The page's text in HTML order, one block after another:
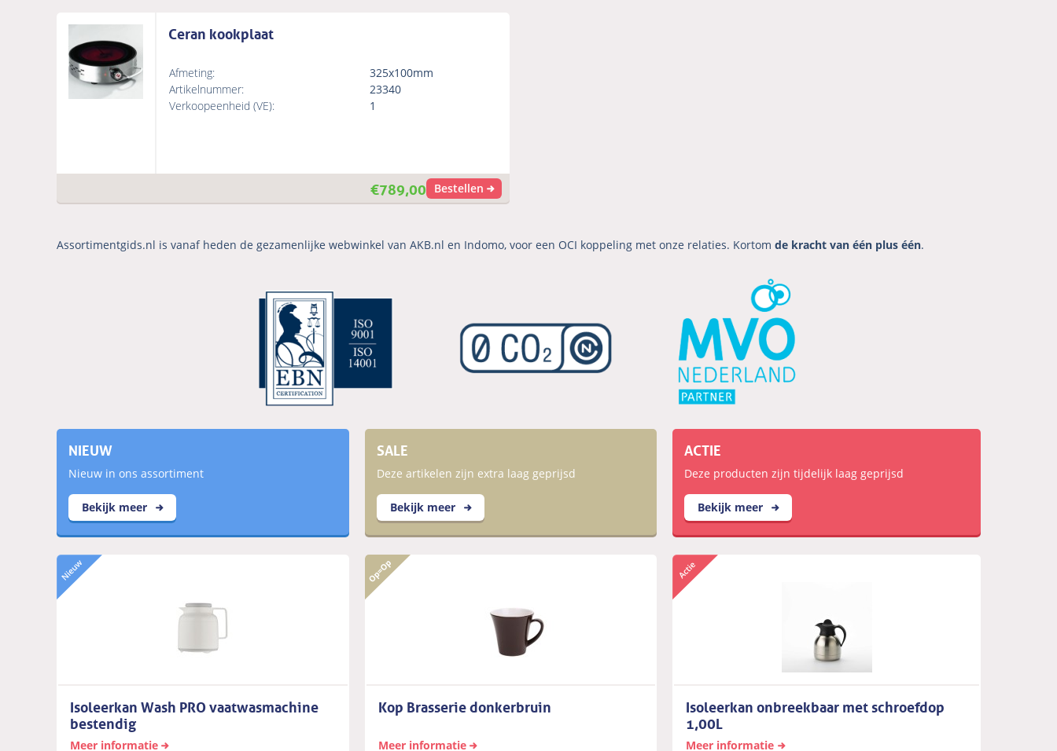
Ceran kookplaat
Afmeting:
325x100mm
Artikelnummer:
23340
Verkoopeenheid (VE):
1
€789,00 Bestellen
Assortimentgids.nl is vanaf heden de gezamenlijke webwinkel van AKB.nl en Indomo, voor een OCI koppeling met onze relaties. Kortom de kracht van één plus één.
NIEUW
Nieuw in ons assortiment
Bekijk meer
Isoleerkan Wash PRO vaatwasmachine
bestendig
Meer informatie
SALE
Deze artikelen zijn extra laag geprijsd
Bekijk meer
Kop Brasserie donkerbruin
Meer informatie
ACTIE
Deze producten zijn tijdelijk laag geprijsd
Bekijk meer
Isoleerkan onbreekbaar met schroefdop
1,00L
Meer informatie